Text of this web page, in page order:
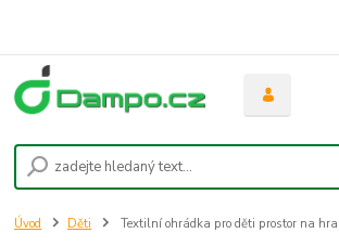
Úvod Děti Textilní ohrádka pro děti prostor na